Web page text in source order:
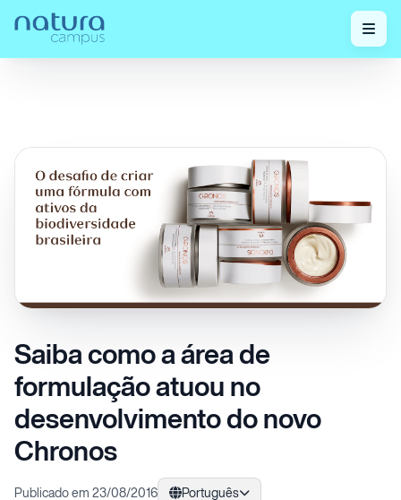
Saiba como a área de
formulação atuou no
desenvolvimento do novo
Chronos
Publicado em 23/08/2016
Português